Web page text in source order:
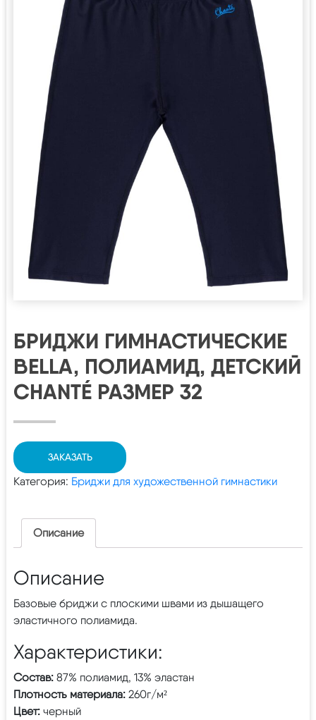
БРИДЖИ ГИМНАСТИЧЕСКИЕ
BELLA, ПОЛИАМИД, ДЕТСКИЙ
CHANTÉ РАЗМЕР 32
ЗАКАЗАТЬ
Категория: Бриджи для художественной гимнастики
Описание
Описание
Базовые бриджи с плоскими швами из дышащего
эластичного полиамида.
Характеристики:
Состав: 87% полиамид, 13% эластан
Плотность материала: 260г/м²
Цвет: черный